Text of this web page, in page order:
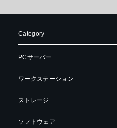
Category
PCサーバー
ワークステーション
ストレージ
ソフトウェア